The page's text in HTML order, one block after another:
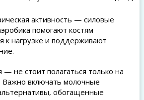
активность — силовые
помогают костям
к нагрузке и поддерживают
— не стоит полагаться только на
включать молочные
обогащенные